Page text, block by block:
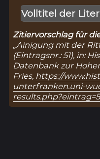
Volltitel der
Zitiervorschlag für
„Ainigung mit der
(Eintragsnr.: 51), in:
Datenbank zur
Fries, https://
unterfranken.uni-